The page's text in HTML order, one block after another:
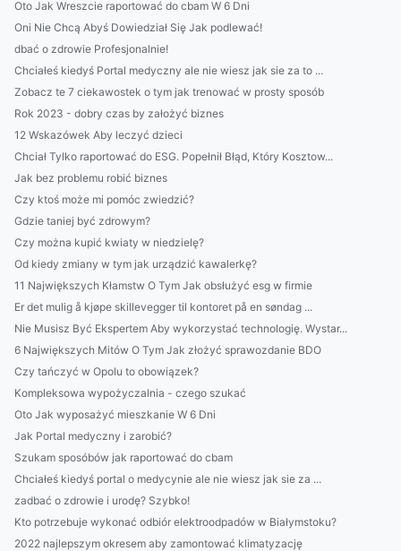
Oto Jak Wreszcie raportować do cbam W 6 Dni
Oni Nie Chcą Abyś Dowiedział Się Jak podlewać!
dbać o zdrowie Profesjonalnie!
Chciałeś kiedyś Portal medyczny ale nie wiesz jak sie za to ...
Zobacz te 7 ciekawostek o tym jak trenować w prosty sposób
Rok 2023 - dobry czas by założyć biznes
12 Wskazówek Aby leczyć dzieci
Chciał Tylko raportować do ESG. Popełnił Błąd, Który Kosztow...
Jak bez problemu robić biznes
Czy ktoś może mi pomóc zwiedzić?
Gdzie taniej być zdrowym?
Czy można kupić kwiaty w niedzielę?
Od kiedy zmiany w tym jak urządzić kawalerkę?
11 Największych Kłamstw O Tym Jak obsłużyć esg w firmie
Er det mulig å kjøpe skillevegger til kontoret på en søndag ...
Nie Musisz Być Ekspertem Aby wykorzystać technologię. Wystar...
6 Największych Mitów O Tym Jak złożyć sprawozdanie BDO
Czy tańczyć w Opolu to obowiązek?
Kompleksowa wypożyczalnia - czego szukać
Oto Jak wyposażyć mieszkanie W 6 Dni
Jak Portal medyczny i zarobić?
Szukam sposóbów jak raportować do cbam
Chciałeś kiedyś portal o medycynie ale nie wiesz jak sie za ...
zadbać o zdrowie i urodę? Szybko!
Kto potrzebuje wykonać odbiór elektroodpadów w Białymstoku?
2022 najlepszym okresem aby zamontować klimatyzację